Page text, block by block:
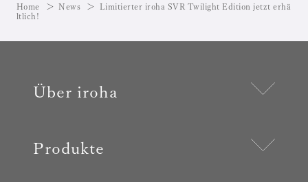
Home News
Limitierter iroha SVR Twilight Edition jetzt erhä
ltlich!
Über iroha
Produkte